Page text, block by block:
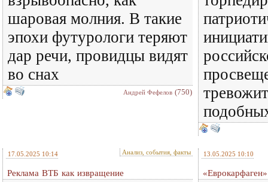
шаровая молния. В такие
эпохи футурологи теряют
дар речи, провидцы видят
во снах
Андрей Фефелов (750)
17.05.2025 10:14 Анализ, события, факты
Реклама ВТБ как извращение
13.05.2025 10:10